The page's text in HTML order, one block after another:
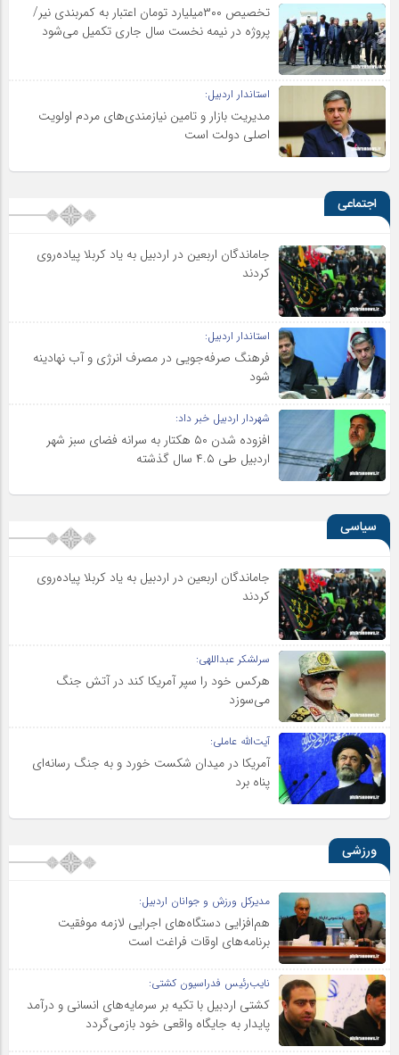
تخصیص ۳۰۰میلیارد تومان اعتبار به کمربندی نیر/
پروژه در نیمه نخست سال جاری تکمیل می‌شود
استاندار اردبیل:
مدیریت بازار و تامین نیازمندی‌های مردم اولویت‌
اصلی دولت است
اجتماعی
جاماندگان اربعین در اردبیل به یاد کربلا پیاده‌روی
کردند
استاندار اردبیل:
فرهنگ صرفه‌جویی در مصرف انرژی و آب نهادینه
شود
شهردار اردبیل خبر داد:
افزوده شدن ۵۰ هکتار به سرانه فضای سبز شهر
اردبیل طی ۴.۵ سال گذشته
سیاسی
جاماندگان اربعین در اردبیل به یاد کربلا پیاده‌روی
کردند
سرلشکر عبداللهی:
هرکس خود را سپر آمریکا کند در آتش جنگ
می‌سوزد
آیت‌الله عاملی:
آمریکا در میدان شکست خورد و به جنگ رسانه‌ای
پناه برد
ورزشی
مدیرکل ورزش و جوانان اردبیل:
هم‌افزایی دستگاه‌های اجرایی لازمه موفقیت
برنامه‌های اوقات فراغت است
نایب‌رئیس فدراسیون کشتی:
کشتی اردبیل با تکیه بر سرمایه‌های انسانی و درآمد
پایدار به جایگاه واقعی خود بازمی‌گردد